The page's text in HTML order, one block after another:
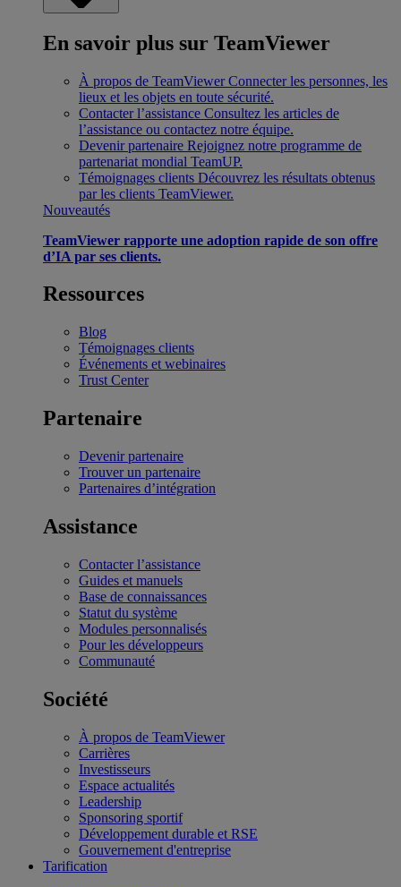
En savoir plus sur TeamViewer
À propos de TeamViewer Connecter les personnes, les
lieux et les objets en toute sécurité.
Contacter l’assistance Consultez les articles de
l’assistance ou contactez notre équipe.
Devenir partenaire Rejoignez notre programme de
partenariat mondial TeamUP.
Témoignages clients Découvrez les résultats obtenus
par les clients TeamViewer.
Nouveautés
TeamViewer rapporte une adoption rapide de son offre
d’IA par ses clients.
Ressources
Blog
Témoignages clients
Événements et webinaires
Trust Center
Partenaire
Devenir partenaire
Trouver un partenaire
Partenaires d’intégration
Assistance
Contacter l’assistance
Guides et manuels
Base de connaissances
Statut du système
Modules personnalisés
Pour les développeurs
Communauté
Société
À propos de TeamViewer
Carrières
Investisseurs
Espace actualités
Leadership
Sponsoring sportif
Développement durable et RSE
Gouvernement d'entreprise
Tarification